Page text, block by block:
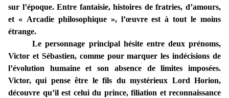
sur l’époque. Entre fantaisie, histoires de fratries, d’amours,
et « Arcadie philosophique », l’œuvre est à tout le moins
étrange.
Le personnage principal hésite entre deux prénoms,
Victor et Sébastien, comme pour marquer les indécisions de
l’évolution humaine et son absence de limites imposées.
Victor, qui pense être le fils du mystérieux Lord Horion,
découvre qu’il est celui du prince, filiation et reconnaissance